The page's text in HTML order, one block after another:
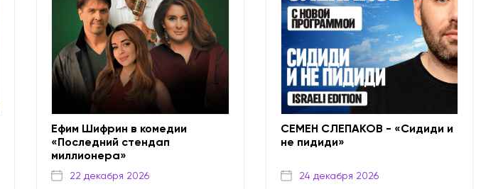
Ефим Шифрин в комедии
«Последний стендап
миллионера»
22 декабря 2026
СЕМЕН СЛЕПАКОВ - «Сидиди и
не пидиди»
24 декабря 2026